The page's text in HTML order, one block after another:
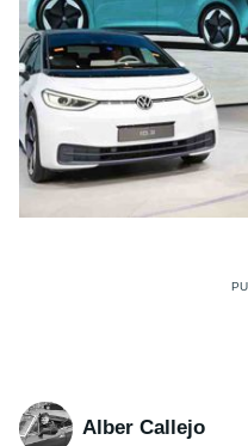
Alber Callejo